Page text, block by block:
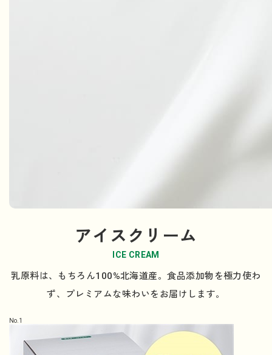
アイスクリーム
ICE CREAM
乳原料は、もちろん100%北海道産。食品添加物を極力使わ
ず、プレミアムな味わいをお届けします。
No. 1